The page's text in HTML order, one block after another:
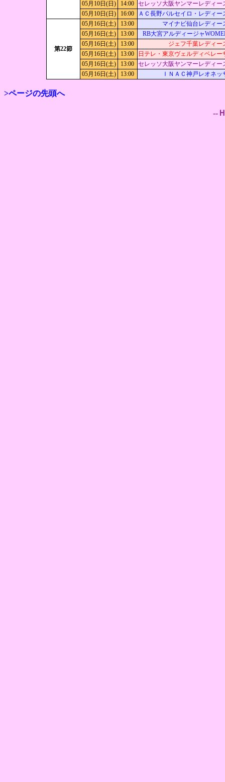
05月10日(日) 14:00 セレッソ大阪ヤンマーレディー
05月10日(日)
16:00 ＡＣ長野パルセイロ・レディー
第22節
05月16日(土) 13:00
マイナビ仙台レディー
05月16日(土)
13:00
RB大宮アルディージャ
05月16日(土)
13:00
ジェフ千葉レディー
05月16日(土)
13:00
日テレ・東京ヴェルディベレー
05月16日(土)
13:00 セレッソ大阪ヤンマーレディー
05月16日(土)
13:00 ＩＮＡＣ神戸レオネッ
>ページの先頭へ
--